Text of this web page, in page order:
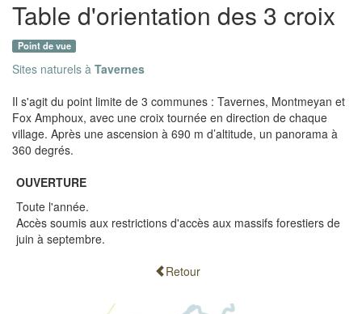
Table d'orientation des 3 croix
Point de vue
Sites naturels à Tavernes
Il s'agit du point limite de 3 communes : Tavernes, Montmeyan et
Fox Amphoux, avec une croix tournée en direction de chaque
village. Après une ascension à 690 m d’altitude, un panorama à
360 degrés.
OUVERTURE
Toute l'année.
Accès soumis aux restrictions d'accès aux massifs forestiers de
juin à septembre.
Retour